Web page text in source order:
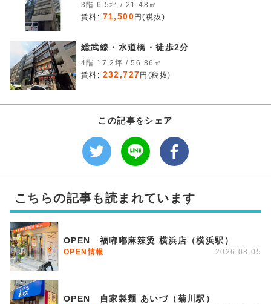
3階 6.5坪 / 21.48㎡
賃料: 71,500 円(税抜)
総武線・水道橋・徒歩2分
4階 17.2坪 / 56.86㎡
賃料: 232,727 円(税抜)
この記事をシェア
こちらの記事も読まれています
OPEN 福嘟嘟麻辣烫 横浜店（横浜駅）
OPEN情報 2026.08.05
OPEN 自家製麺 あいづ（菊川駅）